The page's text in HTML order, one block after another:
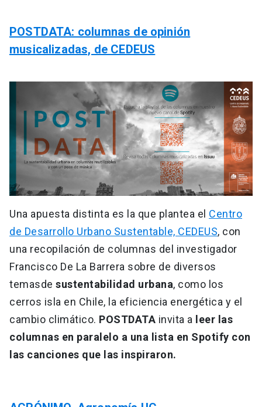
POSTDATA: columnas de opinión
musicalizadas, de CEDEUS
Una apuesta distinta es la que plantea el Centro
de Desarrollo Urbano Sustentable, CEDEUS, con
una recopilación de columnas del investigador
Francisco De La Barrera sobre de diversos
temasde sustentabilidad urbana, como los
cerros isla en Chile, la eficiencia energética y el
cambio climático. POSTDATA invita a leer las
columnas en paralelo a una lista en Spotify con
las canciones que las inspiraron.